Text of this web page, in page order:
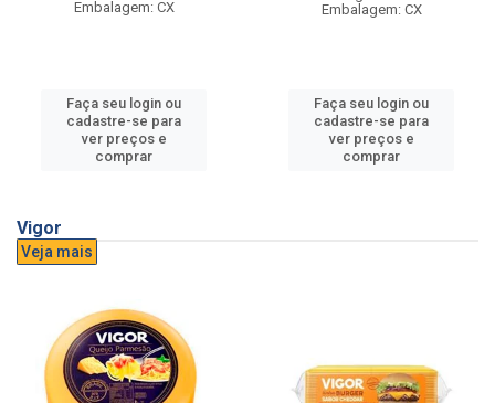
Embalagem: CX
Faça seu login ou
cadastre-se para
ver preços e
comprar
Embalagem: CX
Faça seu login ou
cadastre-se para
ver preços e
comprar
Vigor
Veja mais